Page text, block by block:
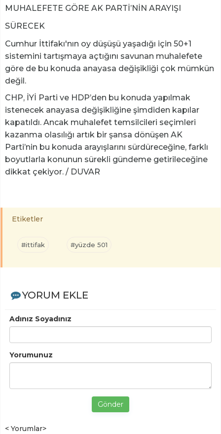
MUHALEFETE GÖRE AK PARTİ’NİN ARAYIŞI
SÜRECEK
Cumhur İttifakı'nın oy düşüşü yaşadığı için 50+1
sistemini tartışmaya açtığını savunan muhalefete
göre de bu konuda anayasa değişikliği çok mümkün
değil.
CHP, İYİ Parti ve HDP’den bu konuda yapılmak
istenecek anayasa değişikliğine şimdiden kapılar
kapatıldı. Ancak muhalefet temsilcileri seçimleri
kazanma olasılığı artık bir şansa dönüşen AK
Parti’nin bu konuda arayışlarını sürdüreceğine, farklı
boyutlarla konunun sürekli gündeme getirileceğine
dikkat çekiyor. / DUVAR
Etiketler
#ittifak #yüzde 501
YORUM EKLE
Adınız Soyadınız
Yorumunuz
Gönder
< Yorumlar>